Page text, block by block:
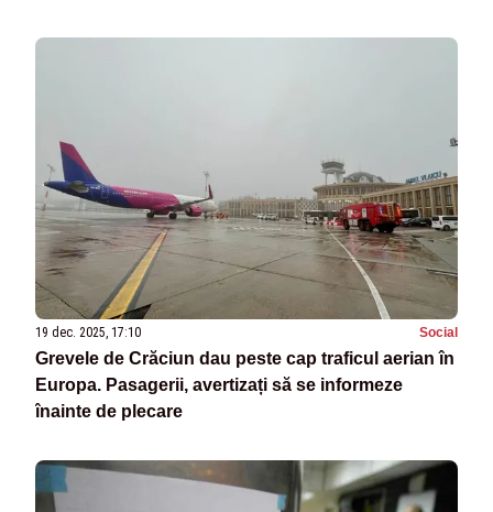
19 dec. 2025, 17:10 Social
Grevele de Crăciun dau peste cap traficul aerian în
Europa. Pasagerii, avertizați să se informeze
înainte de plecare